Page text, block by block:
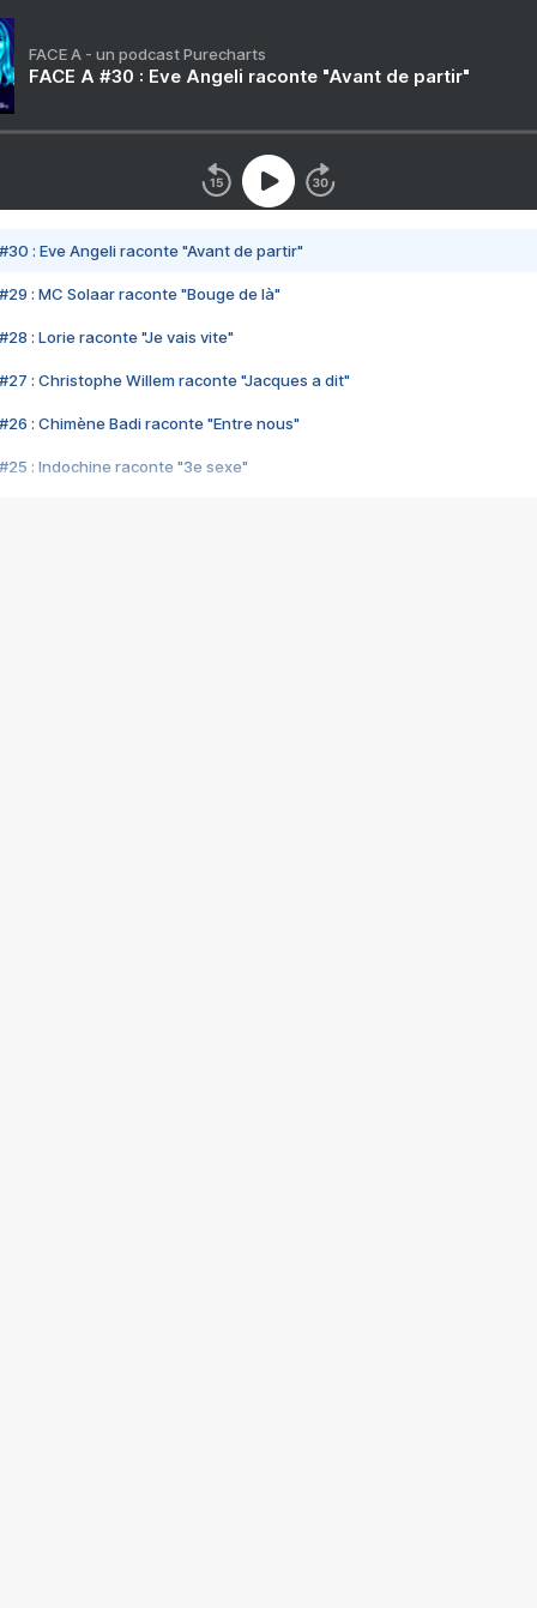
FACE A - un podcast Purecharts
FACE A #30 : Eve Angeli raconte "Avant de partir"
#30 : Eve Angeli raconte "Avant de partir"
#29 : MC Solaar raconte "Bouge de là"
#28 : Lorie raconte "Je vais vite"
#27 : Christophe Willem raconte "Jacques a dit"
#26 : Chimène Badi raconte "Entre nous"
#25 : Indochine raconte "3e sexe"